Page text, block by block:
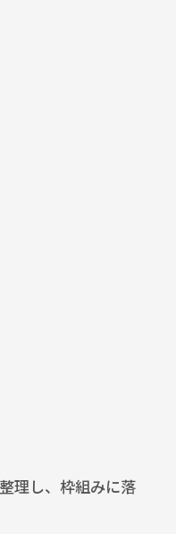
理し、枠組みに落